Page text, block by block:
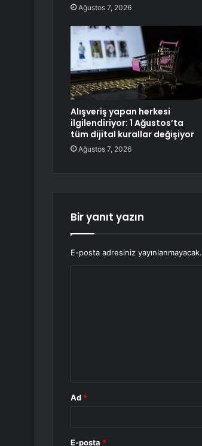
Ağustos 7, 2026
Alışveriş yapan herkesi
ilgilendiriyor: 1 Ağustos’ta
tüm dijital kurallar değişiyor
Ağustos 7, 2026
Bir yanıt yazın
E-posta adresiniz yayınlanmayacak.
Ad *
E-posta *